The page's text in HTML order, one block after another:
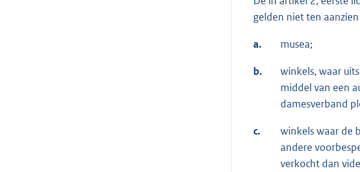
gelden niet ten
a. musea;
b.
winkels, waar
middel van een
damesverband
c.
winkels waar de
andere
verkocht dan